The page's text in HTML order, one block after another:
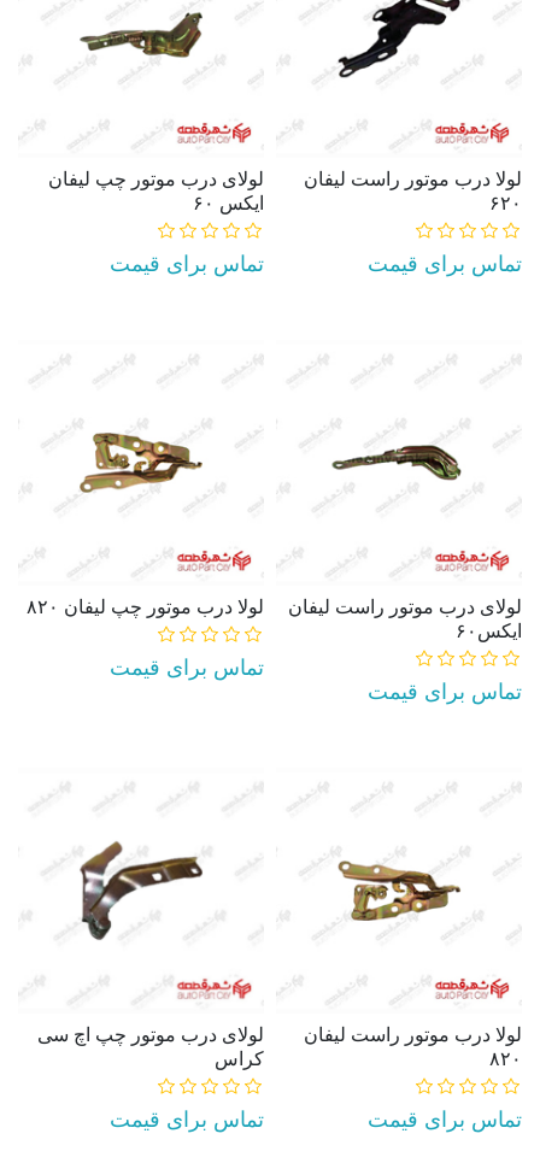
لولا درب موتور راست ليفان
۶۲۰
تماس برای قیمت
لولای درب موتور چپ لیفان
ایکس ۶۰
تماس برای قیمت
لولای درب موتور راست لیفان
ایکس۶۰
تماس برای قیمت
لولا درب موتور چپ ليفان ۸۲۰
تماس برای قیمت
لولا درب موتور راست ليفان
۸۲۰
تماس برای قیمت
لولای درب موتور چپ اچ سی
کراس
تماس برای قیمت